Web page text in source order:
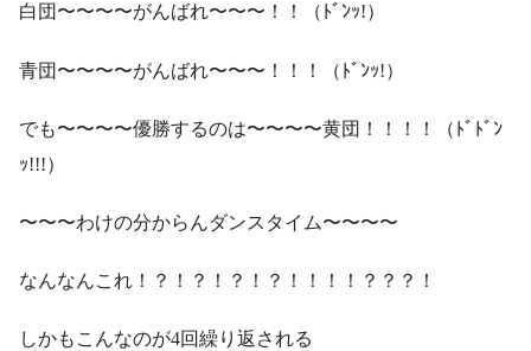
白団〜〜〜〜がんばれ〜〜〜！！（ﾄﾞﾝｯ!）
青団〜〜〜〜がんばれ〜〜〜！！！（ﾄﾞﾝｯ!）
でも〜〜〜〜優勝するのは〜〜〜〜黄団！！！！（ﾄﾞﾄﾞﾝ
ｯ!!!）
〜〜〜わけの分からんダンスタイム〜〜〜〜
なんなんこれ！？！？！？！？！！！！？？？！
しかもこんなのが4回繰り返される